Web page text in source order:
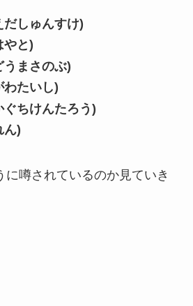
しゅんすけ)
やと)
うまさのぶ)
わたいし)
ちけんたろう)
ん)
に噂されているのか見ていき